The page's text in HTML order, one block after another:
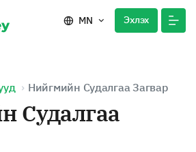
MN Эхлэх
Нийгмийн Судалгаа Загвар
Судалгаа